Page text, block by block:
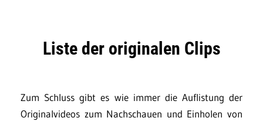
Liste der originalen Clips
Zum Schluss gibt es wie immer die Auflistung der
Originalvideos zum Nachschauen und Einholen von